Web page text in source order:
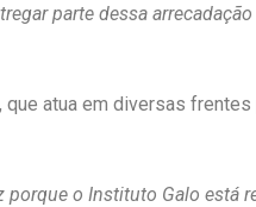
parte dessa
atua em diversas
porque o Instituto Galo está